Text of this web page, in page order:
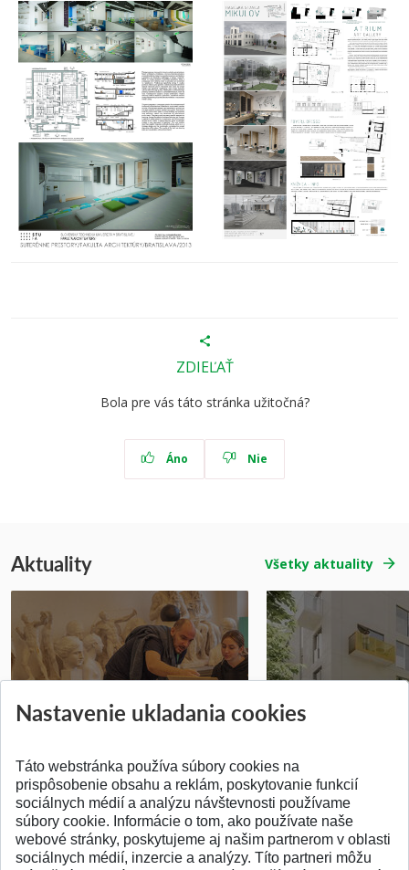
ZDIEĽAŤ
Bola pre vás táto stránka užitočná?
Áno Nie
Aktuality Všetky aktuality
Pridané 14.07.2026 Pridané 03.07.2026
SPÄŤ NA VRCH
Nastavenie ukladania cookies
Táto webstránka používa súbory cookies na
prispôsobenie obsahu a reklám, poskytovanie funkcií
sociálnych médií a analýzu návštevnosti používame
súbory cookie. Informácie o tom, ako používate naše
webové stránky, poskytujeme aj našim partnerom v oblasti
sociálnych médií, inzercie a analýzy. Títo partneri môžu